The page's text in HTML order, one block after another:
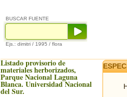
BUSCAR FUENTE
Ejs.: dimitri / 1995 / flora
Listado provisorio de
materiales herborizados,
Parque Nacional Laguna
Blanca. Universidad Nacional
del Sur.